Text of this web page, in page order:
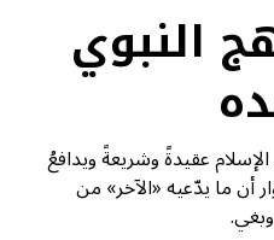
النبوي
عقيدةً وشريعةً ويدافعُ
أن ما يدّعيه «الآخر» من